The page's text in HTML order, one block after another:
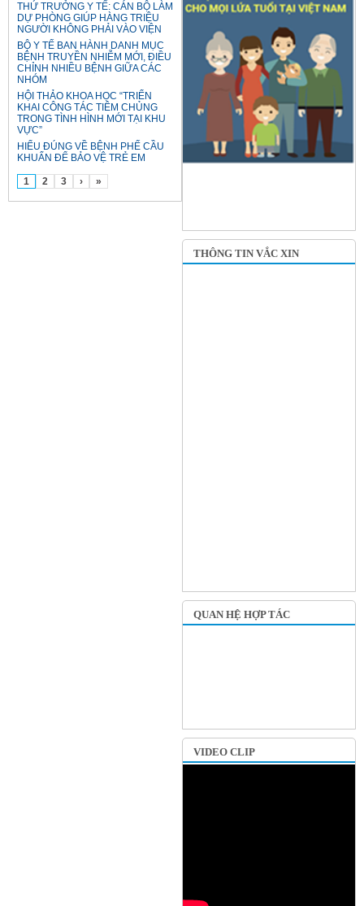
THỨ TRƯỞNG Y TẾ: CÁN BỘ LÀM
DỰ PHÒNG GIÚP HÀNG TRIỆU
NGƯỜI KHÔNG PHẢI VÀO VIỆN
BỘ Y TẾ BAN HÀNH DANH MỤC
BỆNH TRUYỀN NHIỄM MỚI, ĐIỀU
CHỈNH NHIỀU BỆNH GIỮA CÁC
NHÓM
HỘI THẢO KHOA HỌC “TRIỂN
KHAI CÔNG TÁC TIÊM CHỦNG
TRONG TÌNH HÌNH MỚI TẠI KHU
VỰC”
HIỂU ĐÚNG VỀ BỆNH PHẾ CẦU
KHUẨN ĐỂ BẢO VỆ TRẺ EM
1 2 3 › »
THÔNG TIN VẮC XIN
QUAN HỆ HỢP TÁC
VIDEO CLIP